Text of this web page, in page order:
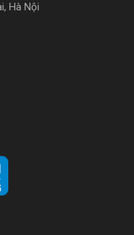
Hà Nội